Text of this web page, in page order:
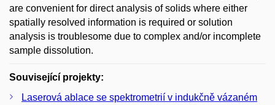
are convenient for direct analysis of solids where either
spatially resolved information is required or solution
analysis is troublesome due to complex and/or incomplete
sample dissolution.
Související projekty:
Laserová ablace se spektrometrií v indukčně vázaném